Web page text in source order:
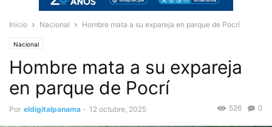
Inicio Nacional Hombre mata a su expareja en parque de Pocrí
Nacional
Hombre mata a su expareja
en parque de Pocrí
Por eldigitalpanama - 12 octubre, 2025 0
526